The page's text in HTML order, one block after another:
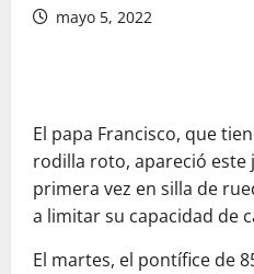
mayo 5, 2022
El papa Francisco, que
rodilla roto, apareció este
primera vez en silla de
a limitar su capacidad de
El martes, el pontífice de